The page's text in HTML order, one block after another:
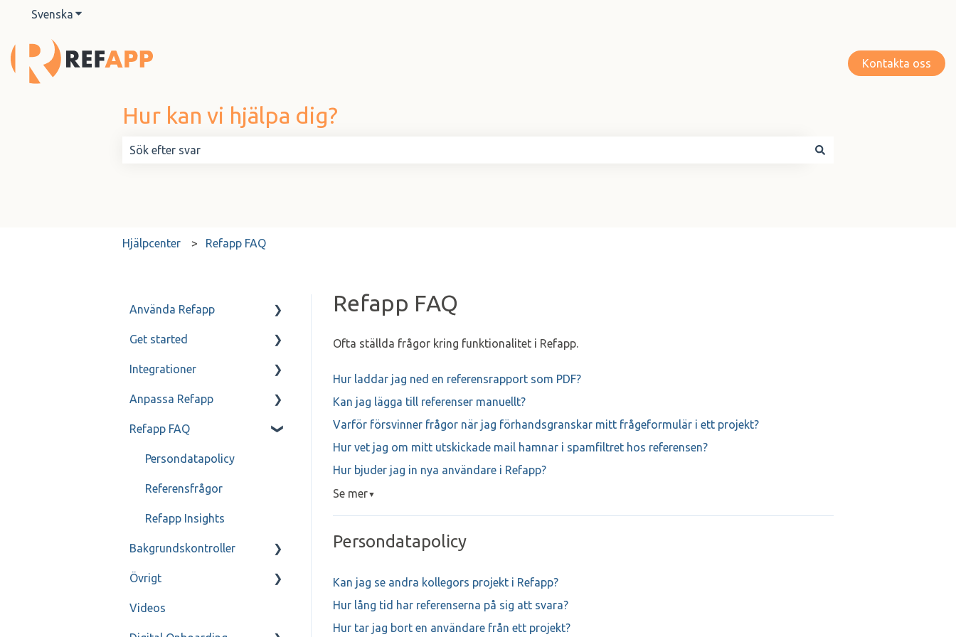
Svenska Visa undermenyer för översättningar
Kontakta oss
Hur kan vi hjälpa dig?
Hjälpcenter Refapp FAQ
Refapp FAQ
Ofta ställda frågor kring funktionalitet i Refapp.
Hur laddar jag ned en referensrapport som PDF?
Kan jag lägga till referenser manuellt?
Varför försvinner frågor när jag förhandsgranskar mitt frågeformulär i ett projekt?
Hur vet jag om mitt utskickade mail hamnar i spamfiltret hos referensen?
Hur bjuder jag in nya användare i Refapp?
Se mer▼
Persondatapolicy
Kan jag se andra kollegors projekt i Refapp?
Hur lång tid har referenserna på sig att svara?
Hur tar jag bort en användare från ett projekt?
Använda Refapp
Kandidat- och
Get started
Mitt Refapp
Integrationer
Teamtailor
Jobylon
Greenhouse
ReachMee
Visma Recruit
Varbi
SmartRecruiters
Webcruiter
Anpassa Refapp
Enbart för
administratörer - SSO
Refapp FAQ
Persondatapolicy
Referensfrågor
Refapp Insights
Bakgrundskontroller
FAQ
Övrigt
Genomgång
Videos